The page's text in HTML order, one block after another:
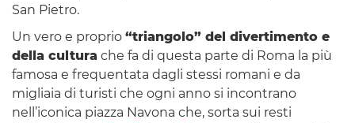
San Pietro.
Un vero e proprio “triangolo” del divertimento e
della cultura che fa di questa parte di Roma la più
famosa e frequentata dagli stessi romani e da
migliaia di turisti che ogni anno si incontrano
nell’iconica piazza Navona che, sorta sui resti